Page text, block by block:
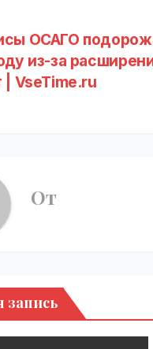
ОСАГО
из-за
| VseTime.ru
От
запись